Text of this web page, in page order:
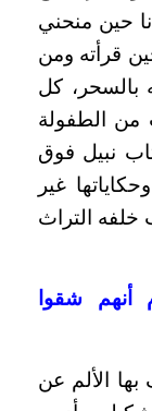
حين منحني
قرأته ومن
بالسحر، كل
من الطفولة
نبيل فوق
غير
خلفه التراث
أنهم شقوا
الألم عن